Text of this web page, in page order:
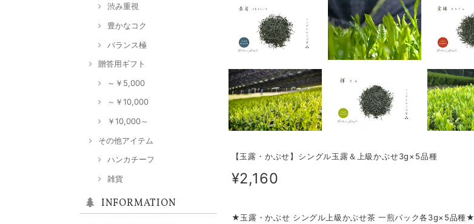
渋み重視
豊かなコク
バランス極
贈答用ギフト
～￥5,000
～￥10,000
￥10,000～
その他アイテム
ハンカチーフ
雑貨
INFORMATION
【玉露・かぶせ】シングル玉露＆上級かぶせ3g×5品種
¥2,160
★玉露・かぶせ シングル上級かぶせ茶 一煎パック各3g×5品種★